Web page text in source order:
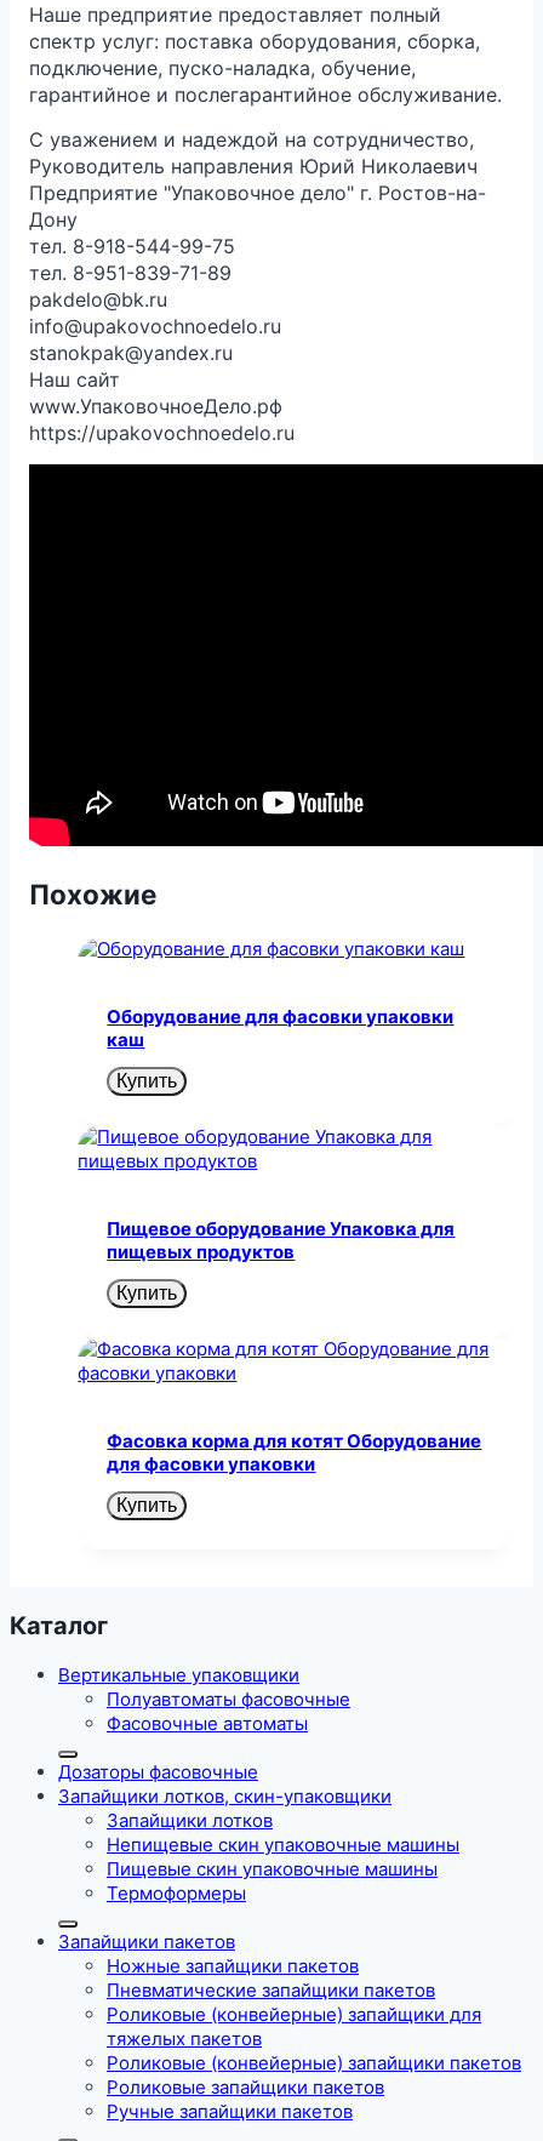
Наше предприятие предоставляет полный
спектр услуг: поставка оборудования, сборка,
подключение, пуско-наладка, обучение,
гарантийное и послегарантийное обслуживание.
С уважением и надеждой на сотрудничество,
Руководитель направления Юрий Николаевич
Предприятие "Упаковочное дело" г. Ростов-на-
Дону
тел. 8-918-544-99-75
тел. 8-951-839-71-89
pakdelo@bk.ru
info@upakovochnoedelo.ru
stanokpak@yandex.ru
Наш сайт
www.УпаковочноеДело.рф
https://upakovochnoedelo.ru
Похожие
Оборудование для фасовки упаковки
каш
Купить
Пищевое оборудование Упаковка для
пищевых продуктов
Купить
Фасовка корма для котят Оборудование
для фасовки упаковки
Купить
Каталог
Вертикальные упаковщики
Полуавтоматы фасовочные
Фасовочные автоматы
Дозаторы фасовочные
Запайщики лотков, скин-упаковщики
Запайщики лотков
Непищевые скин упаковочные машины
Пищевые скин упаковочные машины
Термоформеры
Запайщики пакетов
Ножные запайщики пакетов
Пневматические запайщики пакетов
Роликовые (конвейерные) запайщики для
тяжелых пакетов
Роликовые (конвейерные) запайщики пакетов
Роликовые запайщики пакетов
Ручные запайщики пакетов